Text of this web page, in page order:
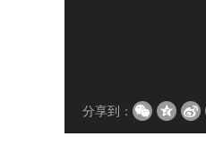
分享到：